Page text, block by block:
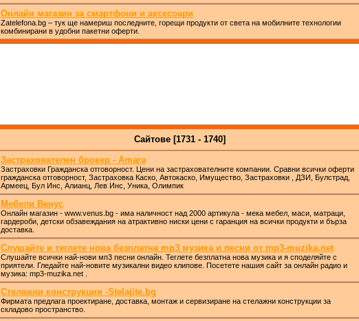
Онлайн магазин за смартфони и аксесоари
Zatelefona.bg – тук ще намериш последните, горещи продукти от света на мобилните технологии
комбинирани в удобни пакетни оферти.
Сайтове [1731 - 1740]
Застрахователен брокер - Amara
Застраховки Гражданска отговорност. Цени на застрахователните компании. Сравни всички оферти
гражданска отговорност, Застраховка Каско, Автокаско, Имущество, Застраховки , ДЗИ, Булстрад,
Армеец, Бул Инс, Алианц, Лев Инс, Уника, Олимпик
Мебели Венус
Онлайн магазин - www.venus.bg - има наличност над 2000 артикула - мека мебел, маси, матраци,
гардероби, детски обзавеждания на атрактивно ниски цени с гаранция на всички продукти и бърза
доставка.
Слушайте и теглете нова безплатна mp3 музика и песни от mp3-muzika.net
Слушайте всички най-нови мп3 песни онлайн. Теглете безплатна нова музика и я споделяйте с
приятели. Гледайте най-новите музикални видео клипове. Посетете нашия сайт за онлайн радио и
музика: mp3-muzika.net .
Стелажни конструкции -Stelajite.bg
Фирмата предлага проектиране, доставка, монтаж и сервизиране на стелажни конструкции за
складово пространство.